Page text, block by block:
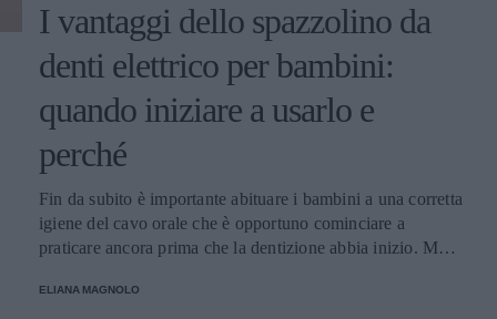
I vantaggi dello spazzolino da
denti elettrico per bambini:
quando iniziare a usarlo e
perché
Fin da subito è importante abituare i bambini a una corretta
igiene del cavo orale che è opportuno cominciare a
praticare ancora prima che la dentizione abbia inizio. Ma
elettrico? Da quale età?
ELIANA MAGNOLO